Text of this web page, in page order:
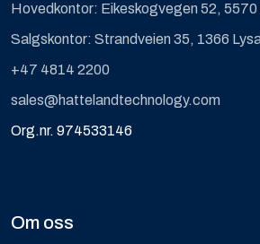
Hovedkontor: Eikeskogvegen 52, 5570
Salgskontor: Strandveien 35, 1366
+47 4814 2200
sales@hattelandtechnology.com
Org.nr. 974533146
Om oss